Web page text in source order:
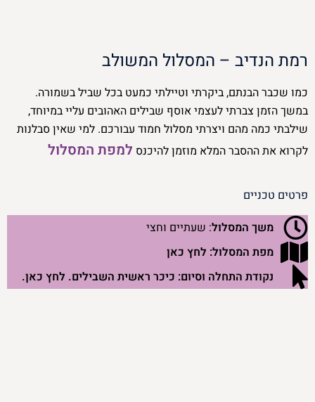
רמת הנדיב – המסלול המשולב
כמו שכבר הבנתם, ביקרתי וטיילתי כמעט בכל שביל בשמורה.
במשך הזמן צברתי לעצמי אוסף שבילים האהובים עליי במיוחד,
שילבתי כמה מהם ויצרתי מסלול חמוד עבורכם. למי שאין סבלנות
לקרוא את ההסבר המלא מוזמן להיכנס למפת המסלול
פרטים טכניים
משך המסלול: שעתיים וחצי
מפת המסלול: לחץ כאן
נקודת התחלה וסיום: כיכר ראשית השבילים. לחץ כאן.